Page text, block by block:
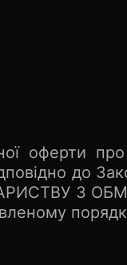
оферти
до
З